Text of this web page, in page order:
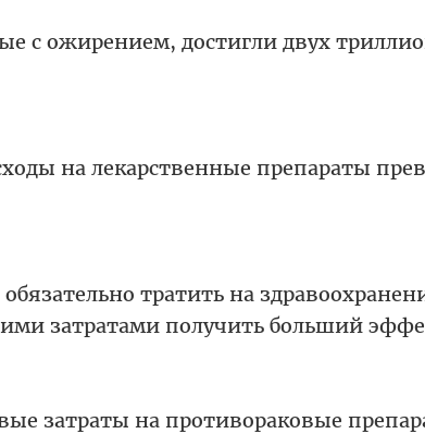
с ожирением, достигли двух
на лекарственные препараты
тратить на
затратами получить больший
затраты на противораковые